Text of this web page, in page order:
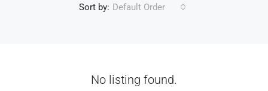
Sort by: Default Order
No listing found.